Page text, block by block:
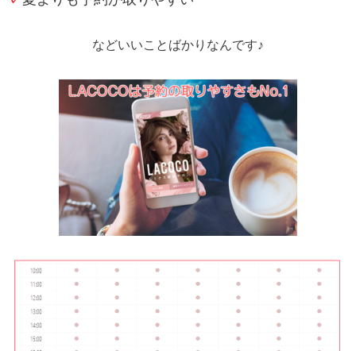
などいいことばかりなんです♪